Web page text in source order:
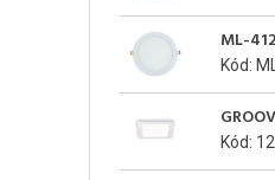
ML-
Kód:
Kód: